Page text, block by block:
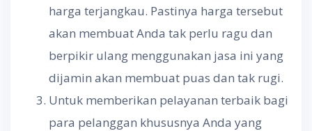
harga terjangkau. Pastinya harga tersebut
akan membuat Anda tak perlu ragu dan
berpikir ulang menggunakan jasa ini yang
dijamin akan membuat puas dan tak rugi.
Untuk memberikan pelayanan terbaik bagi
para pelanggan khususnya Anda yang